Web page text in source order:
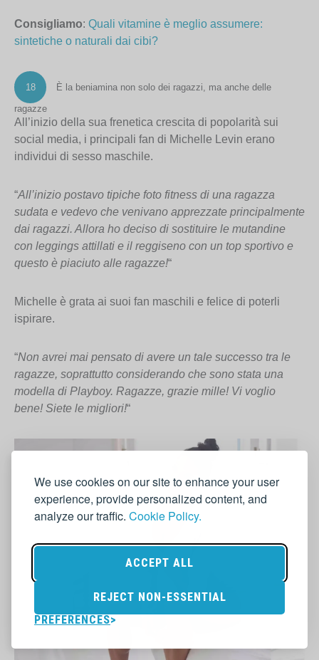
We use cookies on our site to enhance your user
experience, provide personalized content, and
analyze our traffic. Cookie Policy.
ACCEPT ALL
REJECT NON-ESSENTIAL
PREFERENCES
Consigliamo: Quali vitamine è meglio assumere:
sintetiche o naturali dai cibi?
18
È la beniamina non solo dei ragazzi, ma anche delle
ragazze
All’inizio della sua frenetica crescita di popolarità sui
social media, i principali fan di Michelle Levin erano
individui di sesso maschile.
“All’inizio postavo tipiche foto fitness di una ragazza
sudata e vedevo che venivano apprezzate principalmente
dai ragazzi. Allora ho deciso di sostituire le mutandine
con leggings attillati e il reggiseno con un top sportivo e
questo è piaciuto alle ragazze!“
Michelle è grata ai suoi fan maschili e felice di poterli
ispirare.
“Non avrei mai pensato di avere un tale successo tra le
ragazze, soprattutto considerando che sono stata una
modella di Playboy. Ragazze, grazie mille! Vi voglio
bene! Siete le migliori!“